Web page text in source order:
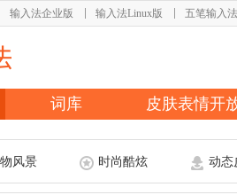
输入法企业版 输入法Linux版 五笔输入法
词库 皮肤表情开
风景 时尚酷炫 动态